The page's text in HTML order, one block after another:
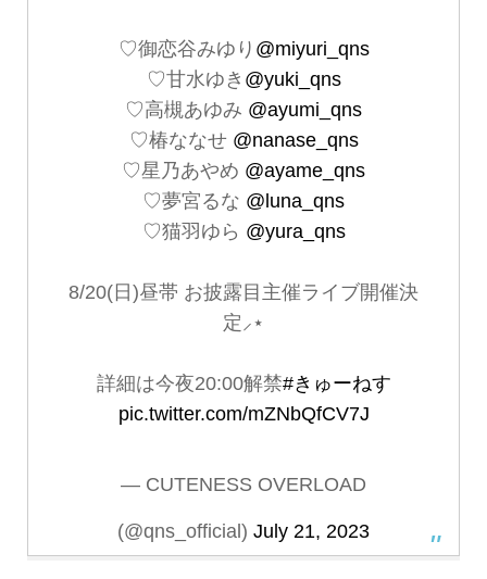
♡御恋谷みゆり @miyuri_qns
♡甘水ゆき @yuki_qns
♡高槻あゆみ @ayumi_qns
♡椿ななせ @nanase_qns
♡星乃あやめ @ayame_qns
♡夢宮るな @luna_qns
♡猫羽ゆら @yura_qns
8/20(日)昼帯 お披露目主催ライブ開催決
定⸝⋆
詳細は今夜20:00解禁#きゅーねす
pic.twitter.com/mZNbQfCV7J
— CUTENESS OVERLOAD
(@qns_official) July 21, 2023